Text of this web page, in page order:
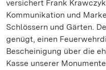
versichert Frank
Kommunikation und
Schlössern und Gärten.
genügt, einen
Bescheinigung über die
Kasse unserer